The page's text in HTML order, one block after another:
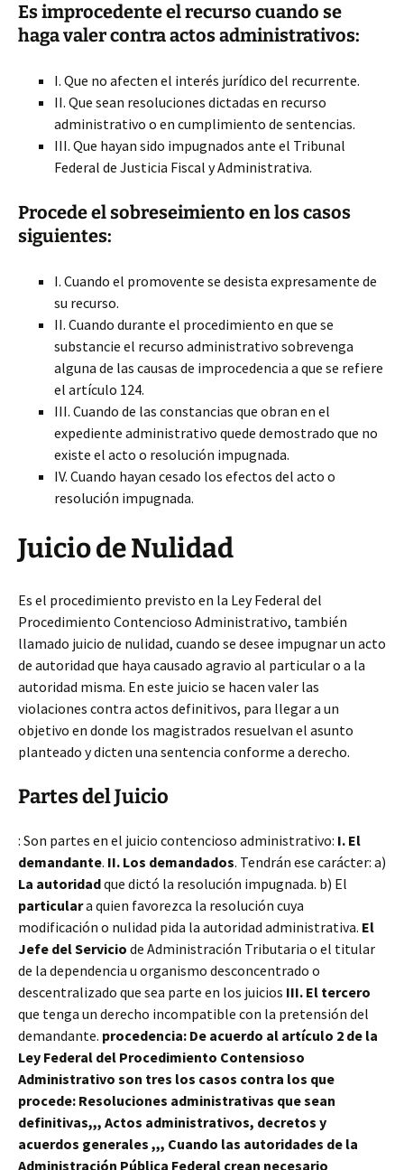
Es improcedente el recurso cuando se
haga valer contra actos administrativos:
I. Que no afecten el interés jurídico del recurrente.
II. Que sean resoluciones dictadas en recurso
administrativo o en cumplimiento de sentencias.
III. Que hayan sido impugnados ante el Tribunal
Federal de Justicia Fiscal y Administrativa.
Procede el sobreseimiento en los casos
siguientes:
I. Cuando el promovente se desista expresamente de
su recurso.
II. Cuando durante el procedimiento en que se
substancie el recurso administrativo sobrevenga
alguna de las causas de improcedencia a que se refiere
el artículo 124.
III. Cuando de las constancias que obran en el
expediente administrativo quede demostrado que no
existe el acto o resolución impugnada.
IV. Cuando hayan cesado los efectos del acto o
resolución impugnada.
Juicio de Nulidad
Es el procedimiento previsto en la Ley Federal del
Procedimiento Contencioso Administrativo, también
llamado juicio de nulidad, cuando se desee impugnar un acto
de autoridad que haya causado agravio al particular o a la
autoridad misma. En este juicio se hacen valer las
violaciones contra actos definitivos, para llegar a un
objetivo en donde los magistrados resuelvan el asunto
planteado y dicten una sentencia conforme a derecho.
Partes del Juicio
: Son partes en el juicio contencioso administrativo: I. El
demandante. II. Los demandados. Tendrán ese carácter: a)
La autoridadque dictó la resolución impugnada. b) El
particulara quien favorezca la resolución cuya
modificación o nulidad pida la autoridad administrativa. El
Jefe del Servicio de Administración Tributaria o el titular
de la dependencia u organismo desconcentrado o
descentralizado que sea parte en los juicios III. El tercero
que tenga un derecho incompatible con la pretensión del
demandante. procedencia: De acuerdo al artículo 2 de la
Ley Federal del Procedimiento Contensioso
Administrativo son tres los casos contra los que
procede: Resoluciones administrativas que sean
definitivas,,, Actos administrativos, decretos y
acuerdos generales ,,, Cuando las autoridades de la
Administración Pública Federal crean necesario